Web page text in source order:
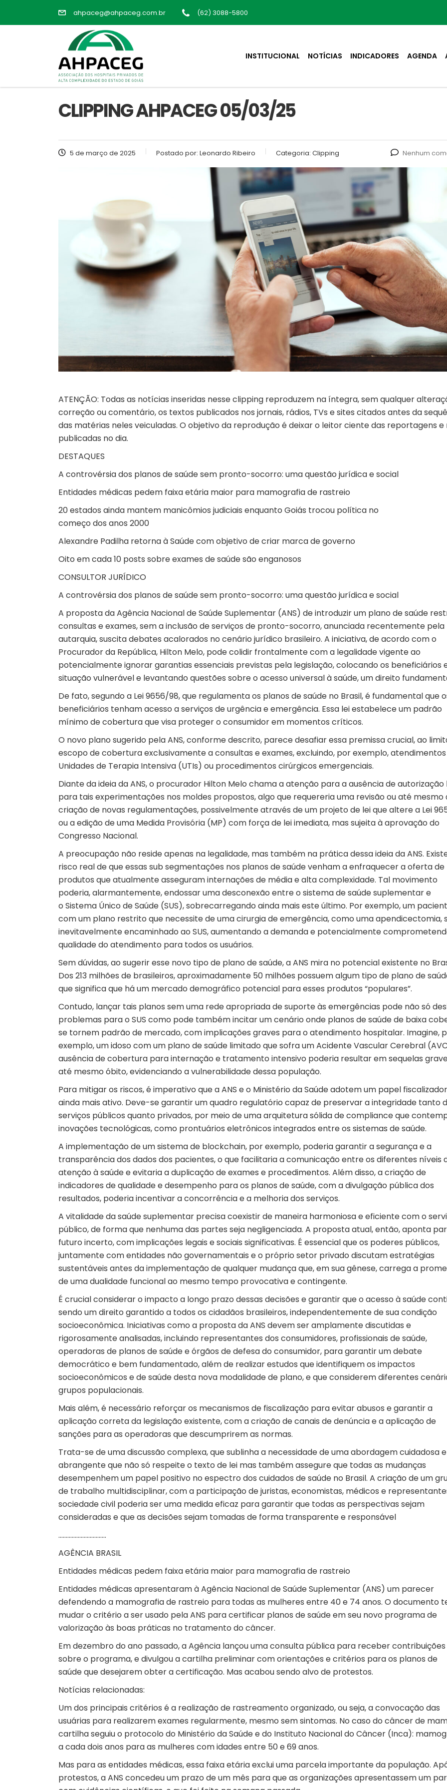
ahpaceg@ahpaceg.com.br (62) 3088-5800
INSTITUCIONAL NOTÍCIAS INDICADORES AGENDA
CLIPPING AHPACEG 05/03/25
5 de março de 2025 Postado por: Leonardo Ribeiro Categoria: Clipping Nenhum
ATENÇÃO: Todas as notícias inseridas nesse clipping reproduzem na íntegra, sem qualquer
correção ou comentário, os textos publicados nos jornais, rádios, TVs e sites citados antes da
das matérias neles veiculadas. O objetivo da reprodução é deixar o leitor ciente das reportagens e
publicadas no dia.
DESTAQUES
A controvérsia dos planos de saúde sem pronto-socorro: uma questão jurídica e social
Entidades médicas pedem faixa etária maior para mamografia de rastreio
20 estados ainda mantem manicômios judiciais enquanto Goiás trocou política no
começo dos anos 2000
Alexandre Padilha retorna à Saúde com objetivo de criar marca de governo
Oito em cada 10 posts sobre exames de saúde são enganosos
CONSULTOR JURÍDICO
A controvérsia dos planos de saúde sem pronto-socorro: uma questão jurídica e social
A proposta da Agência Nacional de Saúde Suplementar (ANS) de introduzir um plano de saúde
consultas e exames, sem a inclusão de serviços de pronto-socorro, anunciada recentemente pela
autarquia, suscita debates acalorados no cenário jurídico brasileiro. A iniciativa, de acordo com o
Procurador da República, Hilton Melo, pode colidir frontalmente com a legalidade vigente ao
potencialmente ignorar garantias essenciais previstas pela legislação, colocando os beneficiários
situação vulnerável e levantando questões sobre o acesso universal à saúde, um direito
De fato, segundo a Lei 9656/98, que regulamenta os planos de saúde no Brasil, é fundamental que
beneficiários tenham acesso a serviços de urgência e emergência. Essa lei estabelece um padrão
mínimo de cobertura que visa proteger o consumidor em momentos críticos.
O novo plano sugerido pela ANS, conforme descrito, parece desafiar essa premissa crucial, ao
escopo de cobertura exclusivamente a consultas e exames, excluindo, por exemplo,
Unidades de Terapia Intensiva (UTIs) ou procedimentos cirúrgicos emergenciais.
Diante da ideia da ANS, o procurador Hilton Melo chama a atenção para a ausência de autorização
para tais experimentações nos moldes propostos, algo que requereria uma revisão ou até mesmo
criação de novas regulamentações, possivelmente através de um projeto de lei que altere a Lei
ou a edição de uma Medida Provisória (MP) com força de lei imediata, mas sujeita à aprovação do
Congresso Nacional.
A preocupação não reside apenas na legalidade, mas também na prática dessa ideia da ANS.
risco real de que essas sub segmentações nos planos de saúde venham a enfraquecer a oferta de
produtos que atualmente asseguram internações de média e alta complexidade. Tal movimento
poderia, alarmantemente, endossar uma desconexão entre o sistema de saúde suplementar e
o Sistema Único de Saúde (SUS), sobrecarregando ainda mais este último. Por exemplo, um
com um plano restrito que necessite de uma cirurgia de emergência, como uma apendicectomia,
inevitavelmente encaminhado ao SUS, aumentando a demanda e potencialmente
qualidade do atendimento para todos os usuários.
Sem dúvidas, ao sugerir esse novo tipo de plano de saúde, a ANS mira no potencial existente no
Dos 213 milhões de brasileiros, aproximadamente 50 milhões possuem algum tipo de plano de
que significa que há um mercado demográfico potencial para esses produtos “populares”.
Contudo, lançar tais planos sem uma rede apropriada de suporte às emergências pode não só
problemas para o SUS como pode também incitar um cenário onde planos de saúde de baixa
se tornem padrão de mercado, com implicações graves para o atendimento hospitalar. Imagine,
exemplo, um idoso com um plano de saúde limitado que sofra um Acidente Vascular Cerebral
ausência de cobertura para internação e tratamento intensivo poderia resultar em sequelas
até mesmo óbito, evidenciando a vulnerabilidade dessa população.
Para mitigar os riscos, é imperativo que a ANS e o Ministério da Saúde adotem um papel fiscalizador
ainda mais ativo. Deve-se garantir um quadro regulatório capaz de preservar a integridade tanto
serviços públicos quanto privados, por meio de uma arquitetura sólida de compliance que
inovações tecnológicas, como prontuários eletrônicos integrados entre os sistemas de saúde.
A implementação de um sistema de blockchain, por exemplo, poderia garantir a segurança e a
transparência dos dados dos pacientes, o que facilitaria a comunicação entre os diferentes níveis
atenção à saúde e evitaria a duplicação de exames e procedimentos. Além disso, a criação de
indicadores de qualidade e desempenho para os planos de saúde, com a divulgação pública dos
resultados, poderia incentivar a concorrência e a melhoria dos serviços.
A vitalidade da saúde suplementar precisa coexistir de maneira harmoniosa e eficiente com o
público, de forma que nenhuma das partes seja negligenciada. A proposta atual, então, aponta
futuro incerto, com implicações legais e sociais significativas. É essencial que os poderes públicos,
juntamente com entidades não governamentais e o próprio setor privado discutam estratégias
sustentáveis antes da implementação de qualquer mudança que, em sua gênese, carrega a
de uma dualidade funcional ao mesmo tempo provocativa e contingente.
É crucial considerar o impacto a longo prazo dessas decisões e garantir que o acesso à saúde
sendo um direito garantido a todos os cidadãos brasileiros, independentemente de sua condição
socioeconômica. Iniciativas como a proposta da ANS devem ser amplamente discutidas e
rigorosamente analisadas, incluindo representantes dos consumidores, profissionais de saúde,
operadoras de planos de saúde e órgãos de defesa do consumidor, para garantir um debate
democrático e bem fundamentado, além de realizar estudos que identifiquem os impactos
socioeconômicos e de saúde desta nova modalidade de plano, e que considerem diferentes
grupos populacionais.
Mais além, é necessário reforçar os mecanismos de fiscalização para evitar abusos e garantir a
aplicação correta da legislação existente, com a criação de canais de denúncia e a aplicação de
sanções para as operadoras que descumprirem as normas.
Trata-se de uma discussão complexa, que sublinha a necessidade de uma abordagem cuidadosa e
abrangente que não só respeite o texto de lei mas também assegure que todas as mudanças
desempenhem um papel positivo no espectro dos cuidados de saúde no Brasil. A criação de um
de trabalho multidisciplinar, com a participação de juristas, economistas, médicos e
sociedade civil poderia ser uma medida eficaz para garantir que todas as perspectivas sejam
consideradas e que as decisões sejam tomadas de forma transparente e responsável
…………………………..
AGÊNCIA BRASIL
Entidades médicas pedem faixa etária maior para mamografia de rastreio
Entidades médicas apresentaram à Agência Nacional de Saúde Suplementar (ANS) um parecer
defendendo a mamografia de rastreio para todas as mulheres entre 40 e 74 anos. O documento
mudar o critério a ser usado pela ANS para certificar planos de saúde em seu novo programa de
valorização às boas práticas no tratamento do câncer.
Em dezembro do ano passado, a Agência lançou uma consulta pública para receber contribuições
sobre o programa, e divulgou a cartilha preliminar com orientações e critérios para os planos de
saúde que desejarem obter a certificação. Mas acabou sendo alvo de protestos.
Notícias relacionadas:
Um dos principais critérios é a realização de rastreamento organizado, ou seja, a convocação das
usuárias para realizarem exames regularmente, mesmo sem sintomas. No caso do câncer de
cartilha seguiu o protocolo do Ministério da Saúde e do Instituto Nacional do Câncer (Inca):
a cada dois anos para as mulheres com idades entre 50 e 69 anos.
Mas para as entidades médicas, essa faixa etária exclui uma parcela importante da população.
protestos, a ANS concedeu um prazo de um mês para que as organizações apresentassem um